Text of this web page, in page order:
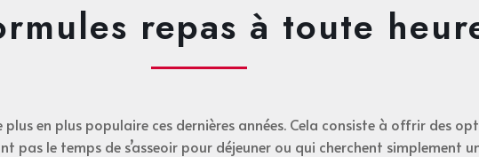
repas à toute
plus en plus populaire ces dernières années. Cela consiste à offrir des
pas le temps de s’asseoir pour déjeuner ou qui cherchent simplement